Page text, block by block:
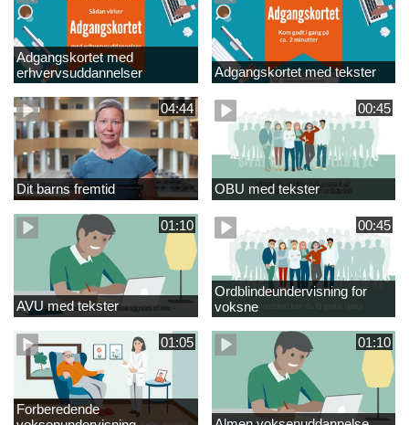
Adgangskortet med
erhvervsuddannelser
Adgangskortet med tekster
04:44
Dit barns fremtid
00:45
OBU med tekster
01:10
AVU med tekster
00:45
Ordblindeundervisning for
voksne
01:05
Forberedende
01:10